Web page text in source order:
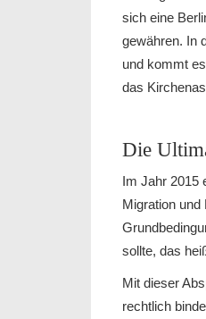
sich eine
gewähren. In
und kommt
das
Die
Im Jahr 2015
Migration
sollte, das
Mit dieser
rechtlich